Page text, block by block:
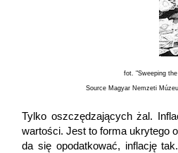
fot. "Sweeping
Source Magyar Nemzeti
Tylko oszczędzających żal.
wartości. Jest to forma ukrytego
da się opodatkować, inflację